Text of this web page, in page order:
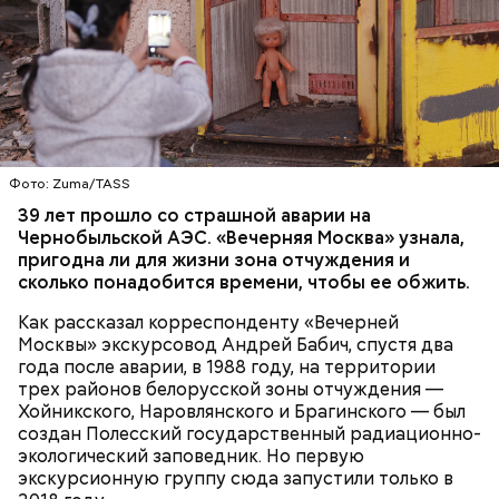
Фото: Zuma/TASS
39 лет прошло со страшной аварии на
Чернобыльской АЭС. «Вечерняя Москва» узнала,
пригодна ли для жизни зона отчуждения и
сколько понадобится времени, чтобы ее обжить.
Как рассказал корреспонденту «Вечерней
Москвы» экскурсовод Андрей Бабич, спустя два
года после аварии, в 1988 году, на территории
трех районов белорусской зоны отчуждения —
Хойникского, Наровлянского и Брагинского — был
создан Полесский государственный радиационно-
экологический заповедник. Но первую
экскурсионную группу сюда запустили только в
— Протяженность зоны отчуждения составляет
примерно 30 километров. Включает она несколько
районов Гомельской области. Понятное дело, что
территория под защитой, здесь строгий
пропускной режим и круглосуточное наблюдение,
— отметил Бабич.
БЕЛАРУСЬ ЧЕРНОБЫЛЬ
Каждый год — в зависимости от того, какие
события происходят в мире, — ученые,
Часы Судного дня — прибыльный
проект